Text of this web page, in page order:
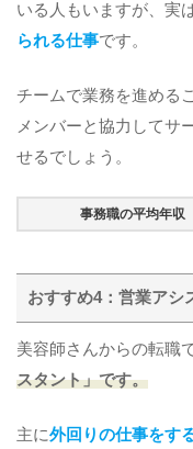
いる人もいますが、実
られる仕事です。
チームで業務を進める
メンバーと協力してサ
せるでしょう。
事務職の平均年収
おすすめ4：営業アシ
美容師さんからの転職で
スタント」です。
主に外回りの仕事をす